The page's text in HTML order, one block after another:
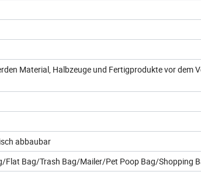
Material, Halbzeuge und Fertigprodukte vor dem
abbaubar
Flat Bag/Trash Bag/Mailer/Pet Poop Bag/Shopping